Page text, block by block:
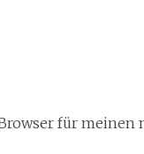
für meinen